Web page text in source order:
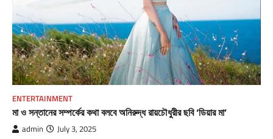
ENTERTAINMENT
মা ও সন্তানের সম্পর্কের কথা বলবে অনিরুদ্ধ রায়চৌধুরীর ছবি ‘ডিয়ার মা’
admin July 3, 2025